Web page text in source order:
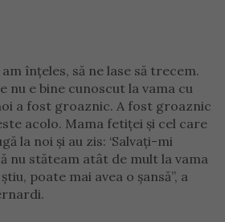
înțeles, să ne lase să trecem.
nu e bine cunoscut la vama cu
a fost groaznic. A fost groaznic
acolo. Mama fetiței și cel care
la noi și au zis: ‘Salvați-mi
nu stăteam atât de mult la vama
poate mai avea o șansă”, a